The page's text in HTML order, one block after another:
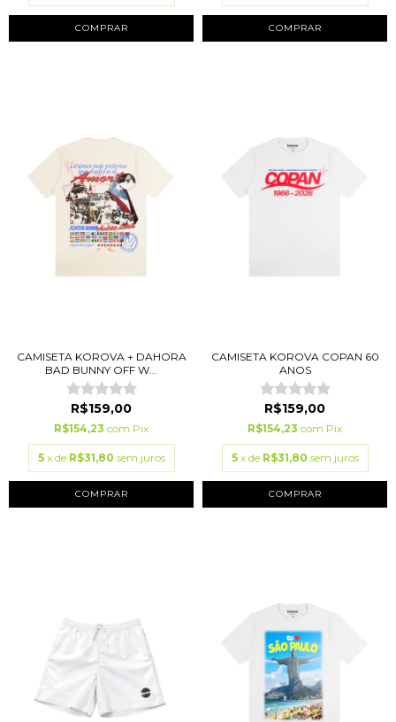
COMPRAR COMPRAR
CAMISETA KOROVA + DAHORA
BAD BUNNY OFF W...
R$159,00
R$154,23 com Pix
5 x de R$31,80 sem juros
COMPRAR
CAMISETA KOROVA COPAN 60
ANOS
R$159,00
R$154,23 com Pix
5 x de R$31,80 sem juros
COMPRAR